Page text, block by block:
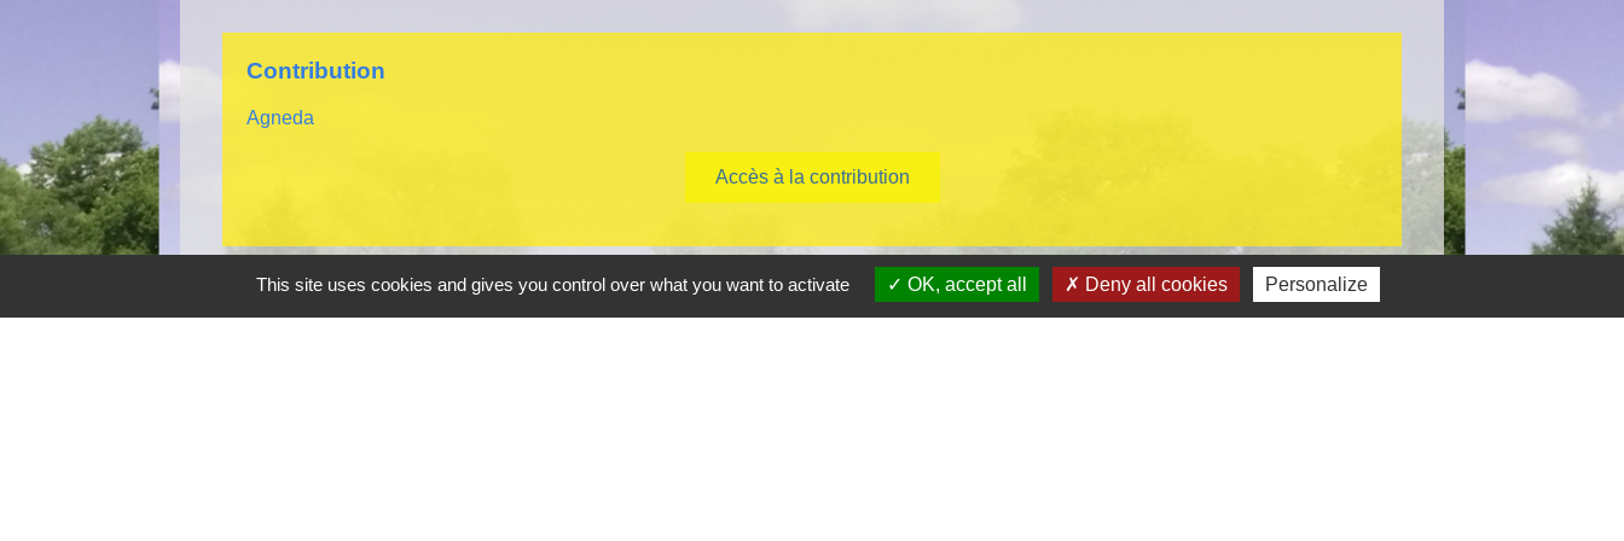
Contribution
Agneda
Accès à la contribution
This site uses cookies and gives you control over what you want to activate OK, accept all Deny all cookies Personalize